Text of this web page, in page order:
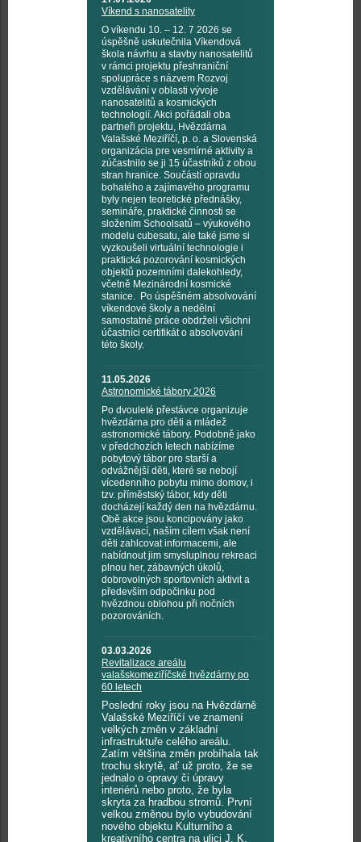
Víkend s nanosatelity
O víkendu 10. – 12. 7 2026 se
úspěšně uskutečnila Víkendová
škola návrhu a stavby nanosatelitů
v rámci projektu přeshraniční
spolupráce s názvem Rozvoj
vzdělávání v oblasti vývoje
nanosatelitů a kosmických
technologií. Akci pořádali oba
partneři projektu, Hvězdárna
Valašské Meziříčí, p. o. a Slovenská
organizácia pre vesmírné aktivity a
zúčastnilo se ji 15 účastníků z obou
stran hranice. Součástí opravdu
bohatého a zajímavého programu
byly nejen teoretické přednášky,
semináře, praktické činnosti se
složením Schoolsatů – výukového
modelu cubesatu, ale také jsme si
vyzkoušeli virtuální technologie i
praktická pozorování kosmických
objektů pozemními dalekohledy,
včetně Mezinárodní kosmické
stanice. Po úspěšném absolvování
víkendové školy a nedělní
samostatné práce obdrželi všichni
účastníci certifikát o absolvování
této školy.
11.05.2026
Astronomické tábory 2026
Po dvouleté přestávce organizuje
hvězdárna pro děti a mládež
astronomické tábory. Podobně jako
v předchozích letech nabízíme
pobytový tábor pro starší a
odvážnější děti, které se nebojí
vícedenního pobytu mimo domov, i
tzv. příměstský tábor, kdy děti
docházejí každý den na hvězdárnu.
Obě akce jsou koncipovány jako
vzdělávací, naším cílem však není
děti zahlcovat informacemi, ale
nabídnout jim smysluplnou rekreaci
plnou her, zábavných úkolů,
dobrovolných sportovních aktivit a
především odpočinku pod
hvězdnou oblohou při nočních
pozorováních.
03.03.2026
Revitalizace areálu
valašskomeziříčské hvězdárny po
60 letech
Poslední roky jsou na Hvězdárně
Valašské Meziříčí ve znamení
velkých změn v základní
infrastruktuře celého areálu.
Zatím většina změn probíhala tak
trochu skrytě, ať už proto, že se
jednalo o opravy či úpravy
interiérů nebo proto, že byla
skryta za hradbou stromů. První
velkou změnou bylo vybudování
nového objektu Kulturního a
kreativního centra na ulici J. K.